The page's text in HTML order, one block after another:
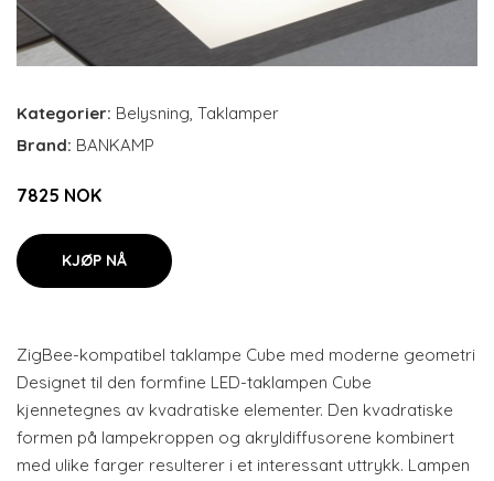
Kategorier: Belysning, Taklamper
Brand: BANKAMP
7825 NOK
KJØP NÅ
ZigBee-kompatibel taklampe Cube med moderne geometri
Designet til den formfine LED-taklampen Cube
kjennetegnes av kvadratiske elementer. Den kvadratiske
formen på lampekroppen og akryldiffusorene kombinert
med ulike farger resulterer i et interessant uttrykk. Lampen